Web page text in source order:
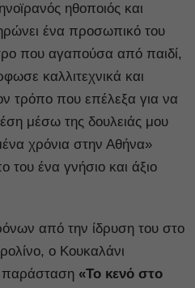
ηθοποιός και
ένα προσωπικό του
που αγαπούσα από παιδί,
καλλιτεχνικά και
τρόπο που επέλεξα για να
μέσω της δουλειάς μου
χρόνια στην Αθήνα»
ένα γνήσιο και άξιο
από την ίδρυση του στο
ο Κουκαλάνι
παράσταση «Το κενό στο